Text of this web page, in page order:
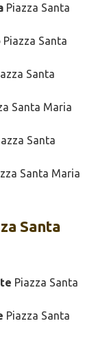
Piazza Santa
Piazza Santa
Santa
Santa Maria
Santa
Santa Maria
Santa
Piazza Santa
Piazza Santa